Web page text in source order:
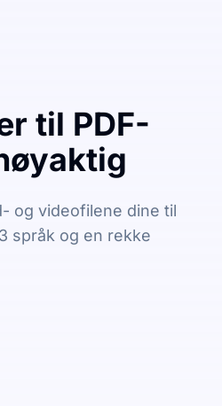
til PDF-
og videofilene dine til
språk og en rekke